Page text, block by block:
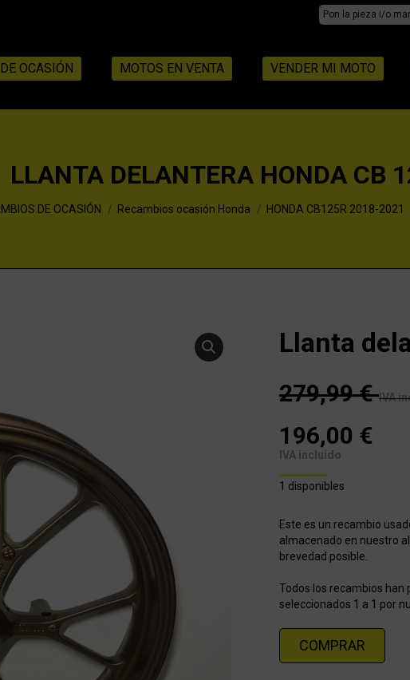
Search:
OCASIÓN MOTOS EN VENTA VENDER MI MOTO
LLANTA DELANTERA HONDA CB
DE OCASIÓN Recambios ocasión Honda HONDA CB125R 2018-2021
Llanta
279,99€ IVA
196,00 €
IVA incluido
1 disponibles
Este es un recambio
almacenado en nuestro
brevedad posible.
Todos los recambios han
seleccionados 1 a 1 por
COMPRAR